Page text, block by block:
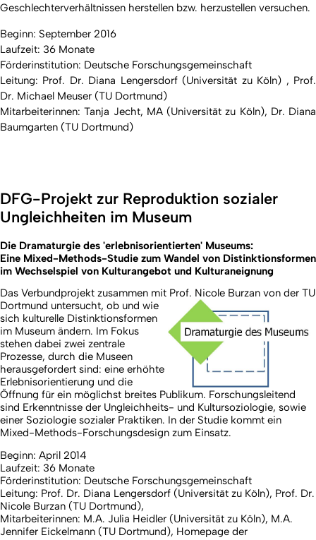
Geschlechterverhältnissen herstellen bzw. herzustellen versuchen.
Beginn: September 2016
Laufzeit: 36 Monate
Förderinstitution: Deutsche Forschungsgemeinschaft
Leitung: Prof. Dr. Diana Lengersdorf (Universität zu Köln) , Prof.
Dr. Michael Meuser (TU Dortmund)
Mitarbeiterinnen: Tanja Jecht, MA (Universität zu Köln), Dr. Diana
Baumgarten (TU Dortmund)
DFG-Projekt zur Reproduktion sozialer
Ungleichheiten im Museum
Die Dramaturgie des 'erlebnisorientierten' Museums:
Eine Mixed-Methods-Studie zum Wandel von Distinktionsformen
im Wechselspiel von Kulturangebot und Kulturaneignung
Das Verbundprojekt zusammen mit Prof. Nicole Burzan von der TU
Dortmund untersucht, ob und wie
sich kulturelle Distinktionsformen
im Museum ändern. Im Fokus
stehen dabei zwei zentrale
Prozesse, durch die Museen
herausgefordert sind: eine erhöhte
Erlebnisorientierung und die
Öffnung für ein möglichst breites Publikum. Forschungsleitend
sind Erkenntnisse der Ungleichheits- und Kultursoziologie, sowie
einer Soziologie sozialer Praktiken. In der Studie kommt ein
Mixed-Methods-Forschungsdesign zum Einsatz.
Beginn: April 2014
Laufzeit: 36 Monate
Förderinstitution: Deutsche Forschungsgemeinschaft
Leitung: Prof. Dr. Diana Lengersdorf (Universität zu Köln), Prof. Dr.
Nicole Burzan (TU Dortmund),
Mitarbeiterinnen: M.A. Julia Heidler (Universität zu Köln), M.A.
Jennifer Eickelmann (TU Dortmund), Homepage der